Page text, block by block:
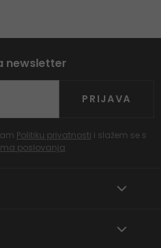
newsletter
PRIJAVA
Politiku privatnosti i slažem se s
poslovanja